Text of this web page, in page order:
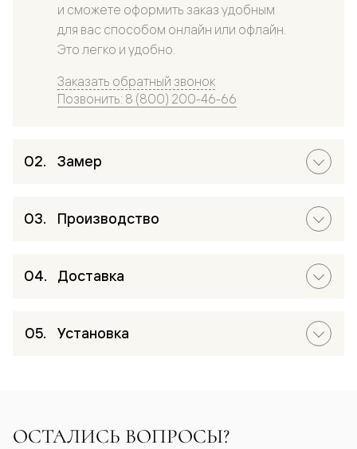
и сможете оформить заказ удобным
для вас способом онлайн или офлайн.
Это легко и удобно.
Заказать обратный звонок
Позвонить: 8 (800) 200-46-66
Замер
Производство
Доставка
Установка
ОСТАЛИСЬ ВОПРОСЫ?